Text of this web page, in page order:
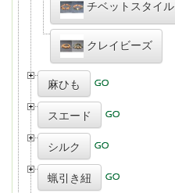
チベットスタイル
クレイビーズ
麻ひも
スエード
シルク
蝋引き紐